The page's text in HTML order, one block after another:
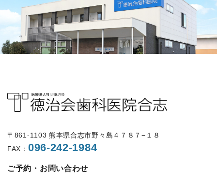
〒861-1103 熊本県合志市野々島４７８７−１８
FAX： 096-242-1984
ご予約・お問い合わせ